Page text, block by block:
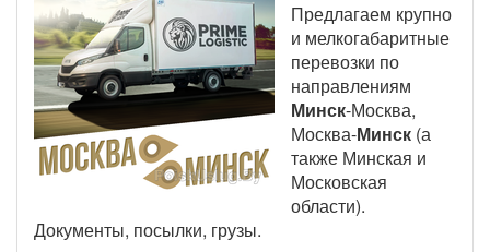
Предлагаем крупно
и мелкогабаритные
перевозки по
направлениям
Минск-Москва,
Москва-Минск (а
также Минская и
Московская
области).
Документы, посылки, грузы.